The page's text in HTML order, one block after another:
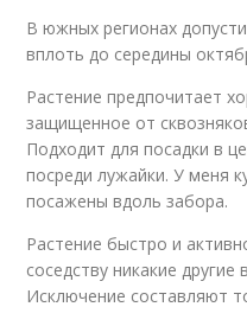
В южных регионах
вплоть до середины
Растение предпочитает
защищенное от
Подходит для посадки в
посреди лужайки. У меня
посажены вдоль забора.
Растение быстро и
соседству никакие
Исключение составляют